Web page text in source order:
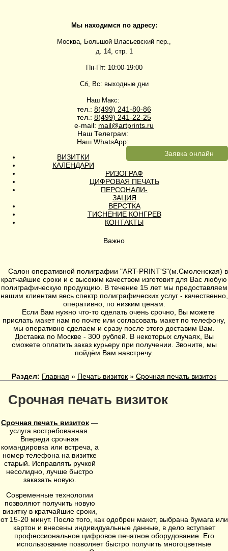
Мы находимся по адресу:
Москва, Большой Власьевский пер.,
д. 14, стр. 1
Пн-Пт: 10:00-19:00
Сб, Вс: выходные дни
Наш Макс:
тел.: 8(499) 241-80-86
тел.: 8(499) 241-22-25
e-mail: mail@artprints.ru
Наш Телеграм:
Наш WhatsApp:
Заявка онлайн
ВИЗИТКИ
КАЛЕНДАРИ
РИЗОГРАФ
ЦИФРОВАЯ ПЕЧАТЬ
ПЕРСОНАЛИ-
ЗАЦИЯ
ВЕРСТКА
ТИСНЕНИЕ КОНГРЕВ
КОНТАКТЫ
Важно
Салон оперативной полиграфии "ART-PRINT'S"(м.Смоленская) в
кратчайшие сроки и с высоким качеством изготовит для Вас любую
полиграфическую продукцию. В течение 15 лет мы предоставляем
нашим клиентам весь спектр полиграфических услуг - качественно,
оперативно, по низким ценам.
Если Вам нужно что-то сделать очень срочно, Вы можете
прислать макет нам по почте или согласовать макет по телефону,
мы оперативно сделаем и сразу после этого доставим Вам.
Доставка по Москве - 300 рублей. В некоторых случаях, Вы
сможете оплатить заказ курьеру при получении. Звоните, мы
пойдём Вам навстречу.
Раздел: Главная » Печать визиток » Срочная печать визиток
Срочная печать визиток
Срочная печать визиток —
услуга востребованная.
Впереди срочная
командировка или встреча, а
номер телефона на визитке
старый. Исправлять ручкой
несолидно, лучше быстро
заказать новую.
Современные технологии
позволяют получить новую
визитку в кратчайшие сроки,
от 15-20 минут. После того, как одобрен макет, выбрана бумага или
картон и внесены индивидуальные данные, в дело вступает
профессиональное цифровое печатное оборудование. Его
использование позволяет быстро получить многоцветные